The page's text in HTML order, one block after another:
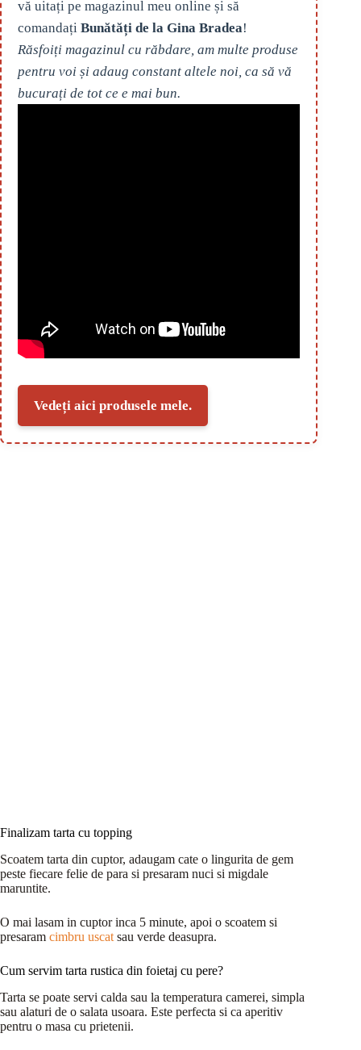
vă uitați pe magazinul meu online și să
comandați Bunătăți de la Gina Bradea!
Răsfoiți magazinul cu răbdare, am multe produse
pentru voi și adaug constant altele noi, ca să vă
bucurați de tot ce e mai bun.
Vedeți aici produsele mele.
Finalizam tarta cu topping
Scoatem tarta din cuptor, adaugam cate o lingurita de gem
peste fiecare felie de para si presaram nuci si migdale
maruntite.
O mai lasam in cuptor inca 5 minute, apoi o scoatem si
presaram cimbru uscat sau verde deasupra.
Cum servim tarta rustica din foietaj cu pere?
Tarta se poate servi calda sau la temperatura camerei, simpla
sau alaturi de o salata usoara. Este perfecta si ca aperitiv
pentru o masa cu prietenii.